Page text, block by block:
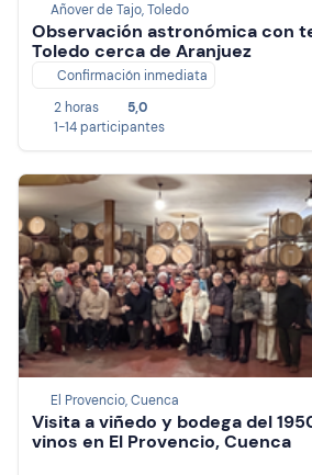
Añover de Tajo, Toledo
Observación astronómica con
Toledo cerca de Aranjuez
Confirmación inmediata
2 horas
5,0
1-14 participantes
El Provencio, Cuenca
Visita a viñedo y bodega del
vinos en El Provencio, Cuenca